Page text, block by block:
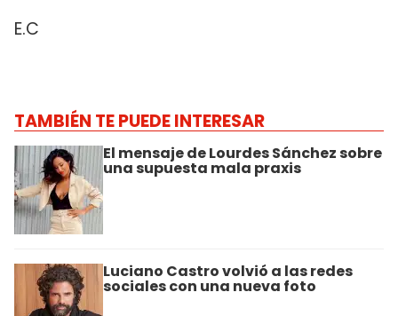
E.C
TAMBIÉN TE PUEDE INTERESAR
El mensaje de Lourdes Sánchez sobre
una supuesta mala praxis
Luciano Castro volvió a las redes
sociales con una nueva foto